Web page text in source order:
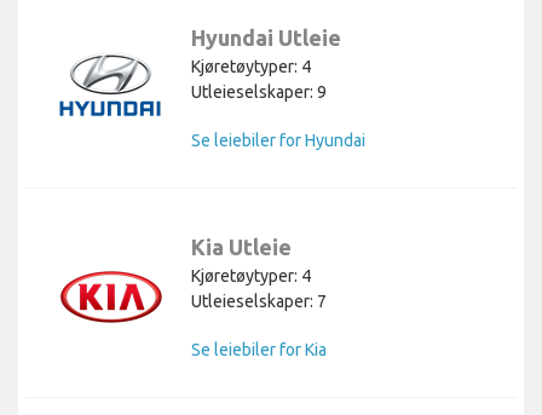
Hyundai Utleie
Kjøretøytyper: 4
Utleieselskaper: 9
Se leiebiler for Hyundai
Kia Utleie
Kjøretøytyper: 4
Utleieselskaper: 7
Se leiebiler for Kia